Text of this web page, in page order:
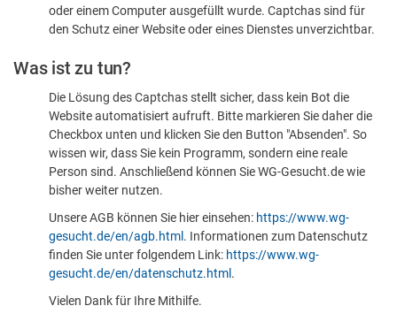
sind
oder einem Computer ausgefüllt wurde. Captchas sind für
den Schutz einer Website oder eines Dienstes unverzichtbar.
Was ist zu tun?
Die Lösung des Captchas stellt sicher, dass kein Bot die
Website automatisiert aufruft. Bitte markieren Sie daher die
Checkbox unten und klicken Sie den Button "Absenden". So
wissen wir, dass Sie kein Programm, sondern eine reale
Person sind. Anschließend können Sie WG-Gesucht.de wie
bisher weiter nutzen.
Unsere AGB können Sie hier einsehen: https://www.wg-
gesucht.de/en/agb.html . Informationen zum Datenschutz
finden Sie unter folgendem Link: https://www.wg-
gesucht.de/en/datenschutz.html .
Vielen Dank für Ihre Mithilfe.